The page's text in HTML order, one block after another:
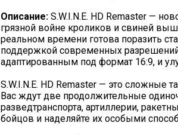
Описание: S.W.I.N.E. HD Remaster —
грязной войне кроликов и свиней
реальном времени готова поразить
поддержкой современных
адаптированным под формат 16:9, и
S.W.I.N.E. HD Remaster — это сложные
Вас ждут две продолжительные
разведтранспорта, артиллерии,
бойцов и наделяйте их особыми